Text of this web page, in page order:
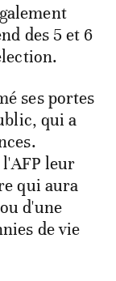
des 5 et 6
ses portes
qui a
leur
qui aura
d'une
de vie